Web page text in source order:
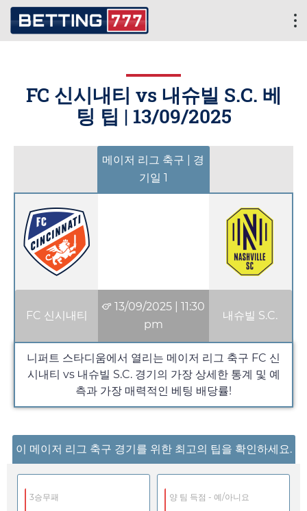
FC 신시내티 vs 내슈빌 S.C. 베
팅 팁 | 13/09/2025
메이저 리그 축구 | 경
기일 1
FC 신시내티
13/09/2025 |11:30
pm
내슈빌 S.C.
니퍼트 스타디움에서 열리는 메이저 리그 축구 FC 신
시내티 vs 내슈빌 S.C. 경기의 가장 상세한 통계 및 예
측과 가장 매력적인 베팅 배당률!
이 메이저 리그 축구 경기를 위한 최고의 팁을 확인하세요.
3승무패 양 팀 득점 - 예/아니요